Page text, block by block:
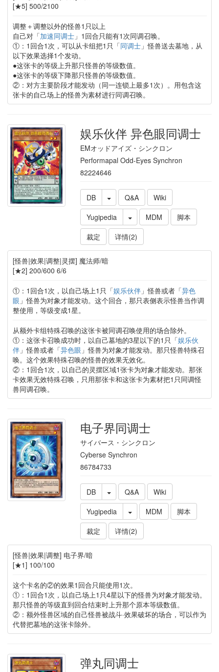
[★5] 500/2100
调整＋调整以外的怪兽1只以上
自己对「加速同调士」1回合只能有1次同调召唤。
①：1回合1次，可以从卡组把1只「同调士」怪兽送去墓地，从
以下效果选择1个发动。
●这张卡的等级上升那只怪兽的等级数值。
●这张卡的等级下降那只怪兽的等级数值。
②：对方主要阶段才能发动（同一连锁上最多1次）。用包含这
张卡的自己场上的怪兽为素材进行同调召唤。
娱乐伙伴 异色眼同调士
EMオッドアイズ・シンクロン
Performapal Odd-Eyes Synchron
82224646
DB Q&A
Wiki
Yugipedia
MDM
脚本
裁定
详情(2)
[怪兽|效果|调整|灵摆] 魔法师/暗
[★2] 200/600 6/6
①：1回合1次，以自己场上1只「娱乐伙伴」怪兽或者「异色
眼 」怪兽为对象才能发动。这个回合，那只表侧表示怪兽当作调
整使用，等级变成1星。
从额外卡组特殊召唤的这张卡被同调召唤使用的场合除外。
①：这张卡召唤成功时，以自己墓地的3星以下的1只「娱乐伙
伴」怪兽或者「异色眼 」怪兽为对象才能发动。那只怪兽特殊召
唤。这个效果特殊召唤的怪兽的效果无效化。
②：1回合1次，以自己的灵摆区域1张卡为对象才能发动。那张
卡效果无效特殊召唤，只用那张卡和这张卡为素材把1只同调怪
兽同调召唤。
电子界同调士
サイバース・シンクロン
Cyberse Synchron
86784733
DB Q&A
Wiki
Yugipedia
MDM
脚本
裁定
详情(2)
[怪兽|效果|调整] 电子界/暗
[★1] 100/100
这个卡名的②的效果1回合只能使用1次。
①：1回合1次，以自己场上1只4星以下的怪兽为对象才能发动。
那只怪兽的等级直到回合结束时上升那个原本等级数值。
②：额外怪兽区域的自己怪兽被战斗·效果破坏的场合，可以作为
代替把墓地的这张卡除外。
弹丸同调士